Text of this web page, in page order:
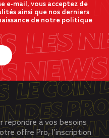
e-mail, vous acceptez de
ainsi que nos derniers
de notre politique
répondre à vos besoins
offre Pro, l’inscription